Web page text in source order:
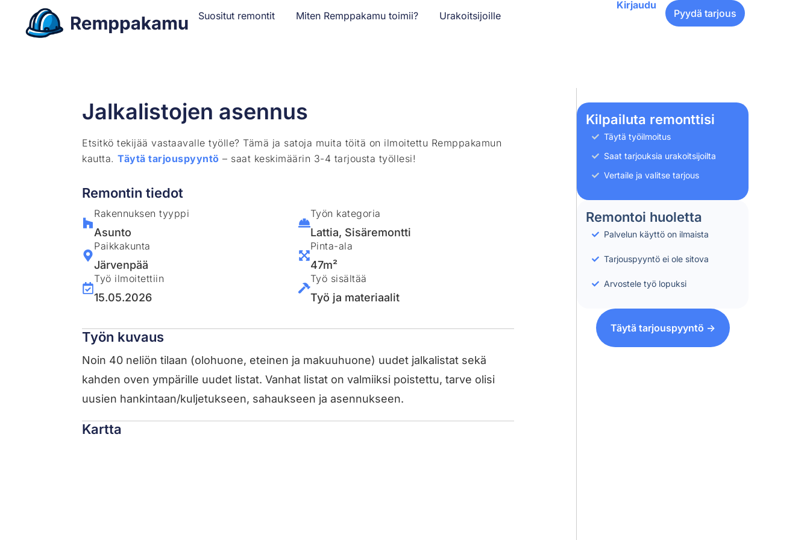
Suositut remontit Miten Remppakamu toimii? Urakoitsijoille
Kirjaudu
Pyydä tarjous
Jalkalistojen asennus
Etsitkö tekijää vastaavalle työlle? Tämä ja satoja muita töitä on ilmoitettu Remppakamun
kautta.Täytä tarjouspyyntö – saat keskimäärin 3-4 tarjousta työllesi!
Remontin tiedot
Rakennuksen tyyppi
Asunto
Paikkakunta
Järvenpää
Työ ilmoitettiin
15.05.2026
Työn kategoria
Lattia, Sisäremontti
Pinta-ala
47m²
Työ sisältää
Työ ja materiaalit
Työn kuvaus
Noin 40 neliön tilaan (olohuone, eteinen ja makuuhuone) uudet jalkalistat sekä
kahden oven ympärille uudet listat. Vanhat listat on valmiiksi poistettu, tarve olisi
uusien hankintaan/kuljetukseen, sahaukseen ja asennukseen.
Kartta
Kilpailuta remonttisi
Täytä työilmoitus
Saat tarjouksia urakoitsijoilta
Vertaile ja valitse tarjous
Remontoi huoletta
Palvelun käyttö on ilmaista
Tarjouspyyntö ei ole sitova
Arvostele työ lopuksi
Täytä tarjouspyyntö ->